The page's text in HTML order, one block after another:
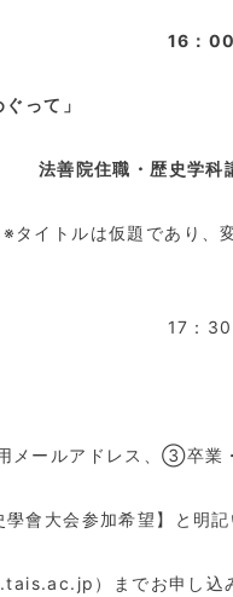
演 16 ： 00
って」
歴史学科講師
であり、変更され
会 17 ： 30
ルアドレス、③卒業・
会参加希望】と明記い
）までお申し込